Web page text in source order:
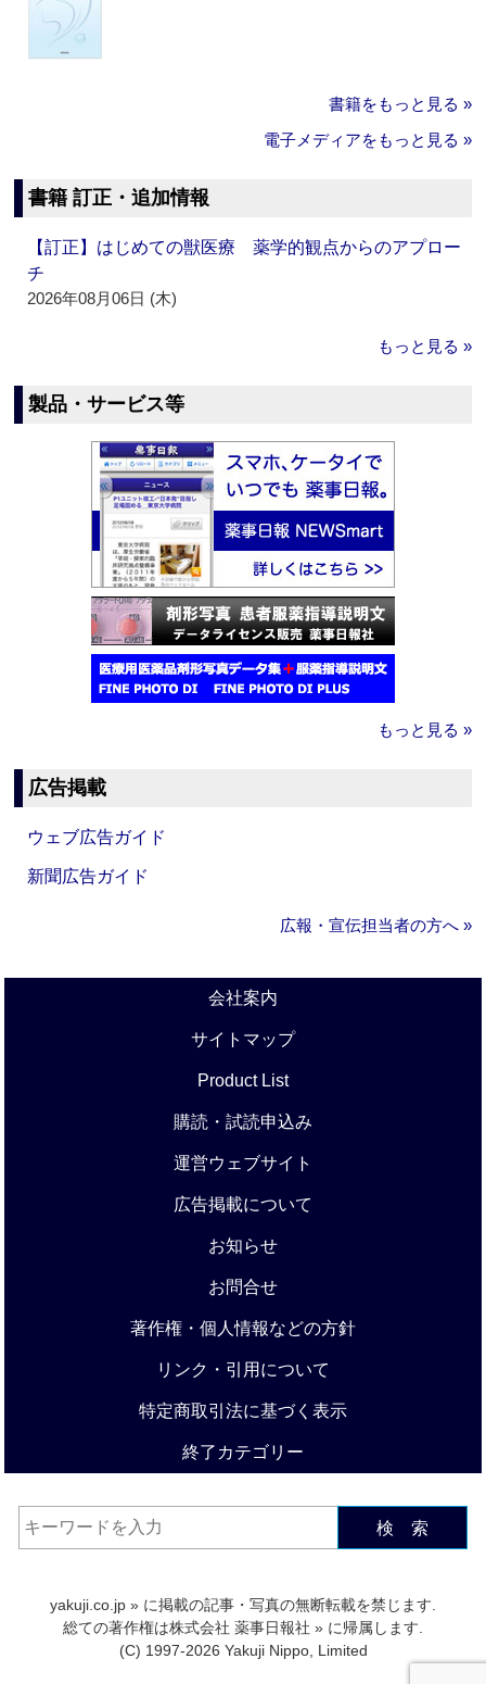
書籍をもっと見る »
電子メディアをもっと見る »
書籍 訂正・追加情報
【訂正】はじめての獣医療 薬学的観点からのアプロー
チ
2026年08月06日 (木)
もっと見る »
製品・サービス等
もっと見る »
広告掲載
ウェブ広告ガイド
新聞広告ガイド
広報・宣伝担当者の方へ »
会社案内
サイトマップ
Product List
購読・試読申込み
運営ウェブサイト
広告掲載について
お知らせ
お問合せ
著作権・個人情報などの方針
リンク・引用について
特定商取引法に基づく表示
終了カテゴリー
検 索
yakuji.co.jp » に掲載の記事・写真の無断転載を禁じます.
総ての著作権は株式会社 薬事日報社 » に帰属します.
(C) 1997-2026 Yakuji Nippo, Limited